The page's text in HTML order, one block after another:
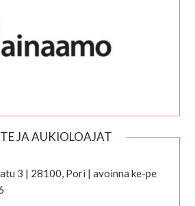
JA AUKIOLOAJAT
3 | 28100, Pori | avoinna ke-pe